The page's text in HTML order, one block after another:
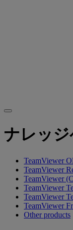
ナレッジ
TeamViewer
TeamViewer
TeamViewer
TeamViewer
TeamViewer
TeamViewer
Other products